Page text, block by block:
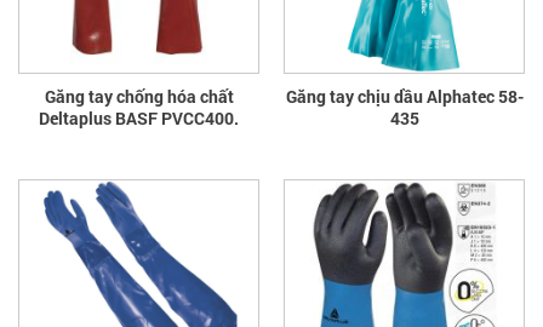
Găng tay chống hóa chất
Deltaplus BASF PVCC400.
Găng tay chịu dầu Alphatec 58-
435